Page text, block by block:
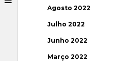
Agosto 2022
Julho 2022
Junho 2022
Março 2022